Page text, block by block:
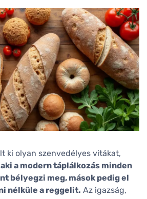
ki olyan szenvedélyes vitákat,
aki a modern táplálkozás minden
bélyegzi meg, mások pedig el
nélküle a reggelit. Az igazság,